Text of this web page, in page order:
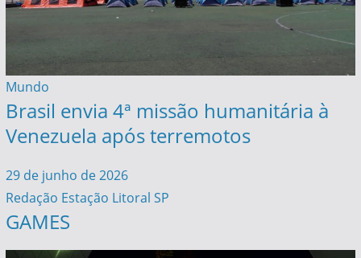
Mundo
Brasil envia 4ª missão humanitária à
Venezuela após terremotos
29 de junho de 2026
Redação Estação Litoral SP
GAMES